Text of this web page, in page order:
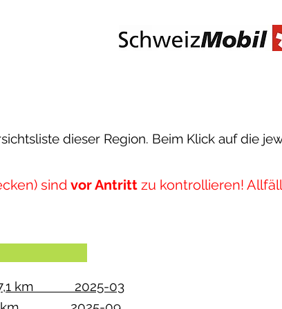
dieser Region. Beim Klick auf die
sind vor Antritt zu kontrollieren!
2025-03